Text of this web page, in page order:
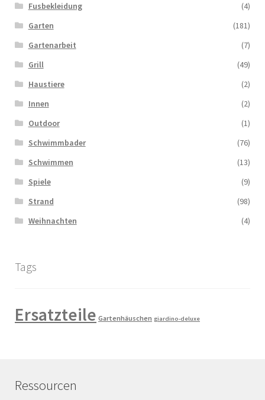
Fusbekleidung
(4)
Garten
(181)
Gartenarbeit
(7)
Grill
(49)
Haustiere
(2)
Innen
(2)
Outdoor
(1)
Schwimmbader
(76)
Schwimmen
(13)
Spiele
(9)
Strand
(98)
Weihnachten
(4)
Tags
Ersatzteile Gartenhäuschen giardino-deluxe
Ressourcen